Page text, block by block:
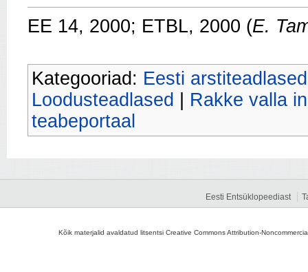
EE 14, 2000; ETBL, 2000 (E.
Kategooriad: Eesti arstiteadlased
Loodusteadlased
Rakke valla
teabeportaal
Eesti Entsüklopeediast
Kõik materjalid avaldatud litsentsi Creative Commons Attribution-